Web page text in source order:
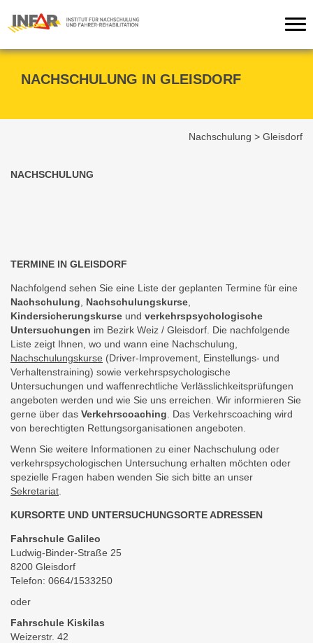
NACHSCHULUNG IN GLEISDORF
Nachschulung > Gleisdorf
NACHSCHULUNG
TERMINE IN GLEISDORF
Nachfolgend sehen Sie eine Liste der geplanten Termine für eine
Nachschulung
Nachschulungskurse
Kindersicherungskurse und verkehrspsychologische
Untersuchungen im Bezirk Weiz / Gleisdorf. Die nachfolgende
Liste zeigt Ihnen, wo und wann eine Nachschulung,
Nachschulungskurse (Driver-Improvement, Einstellungs- und
Verhaltenstraining) sowie verkehrspsychologische
Untersuchungen und waffenrechtliche Verlässlichkeitsprüfungen
angeboten werden und wie Sie uns erreichen. Wir informieren Sie
gerne über das Verkehrscoaching . Das Verkehrscoaching wird
von berechtigten Rettungsorganisationen angeboten.
Wenn Sie weitere Informationen zu einer Nachschulung oder
verkehrspsychologischen Untersuchung erhalten möchten oder
spezielle Fragen haben wenden Sie sich bitte an unser
Sekretariat
KURSORTE UND UNTERSUCHUNGSORTE ADRESSEN
Fahrschule Galileo
Ludwig-Binder-Straße 25
8200 Gleisdorf
Telefon: 0664/1533250
oder
Fahrschule Kiskilas
Weizerstr. 42